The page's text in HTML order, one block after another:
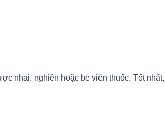
nhai, nghiền hoặc bẻ viên thuốc. Tốt